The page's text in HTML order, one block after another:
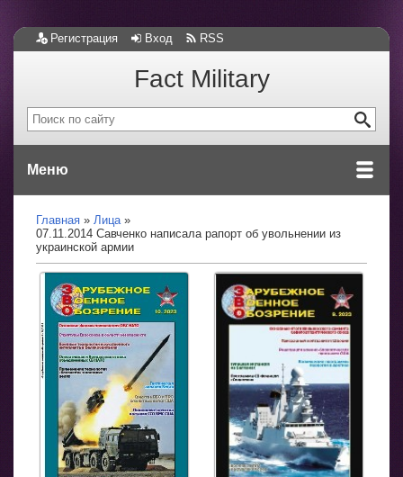
Регистрация Вход RSS
Fact Military
Меню
Главная
Лица
07.11.2014 Савченко написала рапорт об увольнении из
украинской армии